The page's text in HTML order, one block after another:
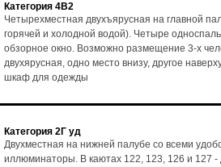
Категория 4В2
Четырехместная двухъярусная на главной
горячей и холодной водой). Четыре
обзорное окно. Возможно размещение 3-х
двухярусная, одно место внизу, другое
шкаф для одежды
Категория 2Г уд
Двухместная на нижней палубе со всеми
иллюминаторы. В каютах 122, 123, 126 и 127 -